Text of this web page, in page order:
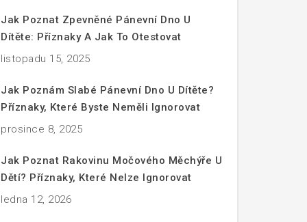
Jak Poznat Zpevněné Pánevní Dno U
Dítěte: Příznaky A Jak To Otestovat
listopadu 15, 2025
Jak Poznám Slabé Pánevní Dno U Dítěte?
Příznaky, Které Byste Neměli Ignorovat
prosince 8, 2025
Jak Poznat Rakovinu Močového Měchýře U
Dětí? Příznaky, Které Nelze Ignorovat
ledna 12, 2026